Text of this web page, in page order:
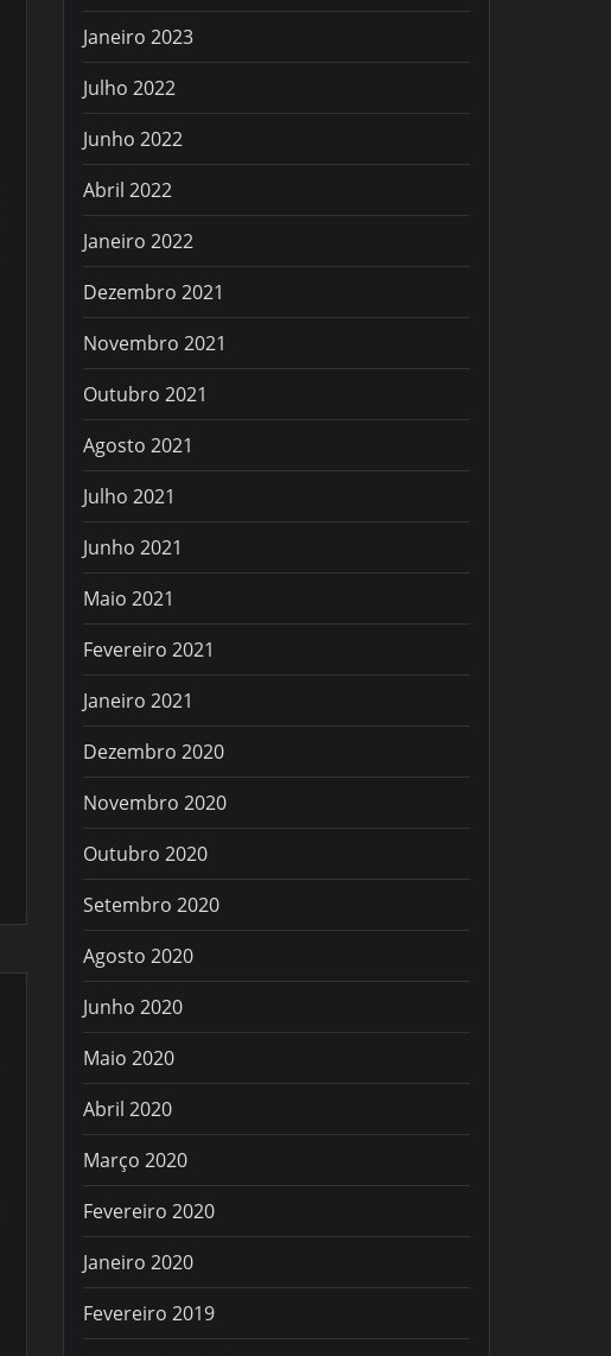
Janeiro 2023
Julho 2022
Junho 2022
Abril 2022
Janeiro 2022
Dezembro 2021
Novembro 2021
Outubro 2021
Agosto 2021
Julho 2021
Junho 2021
Maio 2021
Fevereiro 2021
Janeiro 2021
Dezembro 2020
Novembro 2020
Outubro 2020
Setembro 2020
Agosto 2020
Junho 2020
Maio 2020
Abril 2020
Março 2020
Fevereiro 2020
Janeiro 2020
Fevereiro 2019